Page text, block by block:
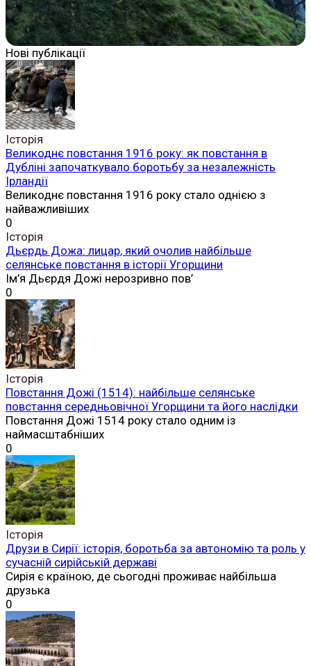
Нові публікації
Історія
Великоднє повстання 1916 року: як повстання в
Дубліні започаткувало боротьбу за незалежність
Ірландії
Великоднє повстання 1916 року стало однією з
найважливіших
0
Історія
Дьєрдь Дожа: лицар, який очолив найбільше
селянське повстання в історії Угорщини
Ім’я Дьєрдя Дожі нерозривно пов’
0
Історія
Повстання Дожі (1514): найбільше селянське
повстання середньовічної Угорщини та його наслідки
Повстання Дожі 1514 року стало одним із
наймасштабніших
0
Історія
Друзи в Сирії: історія, боротьба за автономію та роль у
сучасній сирійській державі
Сирія є країною, де сьогодні проживає найбільша
друзька
0